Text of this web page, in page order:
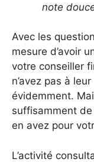
note
Avec les
mesure d’avoir
votre conseiller
n’avez pas à
évidemment.
suffisamment
en avez pour
L’activité